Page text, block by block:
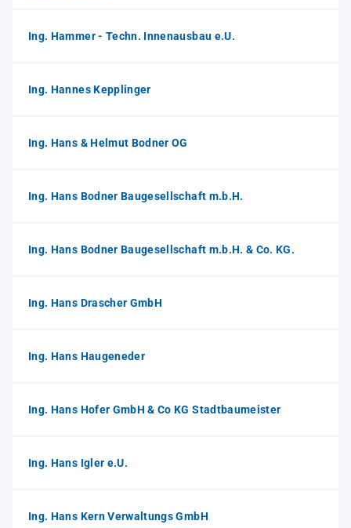
Ing. Hammer - Techn. Innenausbau e.U.
Ing. Hannes Kepplinger
Ing. Hans & Helmut Bodner OG
Ing. Hans Bodner Baugesellschaft m.b.H.
Ing. Hans Bodner Baugesellschaft m.b.H. & Co. KG.
Ing. Hans Drascher GmbH
Ing. Hans Haugeneder
Ing. Hans Hofer GmbH & Co KG Stadtbaumeister
Ing. Hans Igler e.U.
Ing. Hans Kern Verwaltungs GmbH